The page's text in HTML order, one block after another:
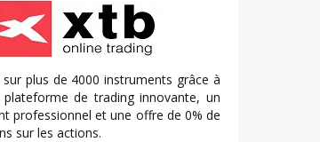
sur plus de 4000 instruments grâce à
plateforme de trading innovante, un
professionnel et une offre de 0% de
sur les actions.